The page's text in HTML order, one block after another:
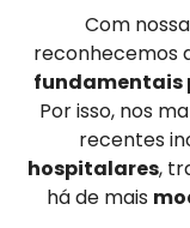
Com
reconhecemos
fundamentais
Por isso, nos
recentes
hospitalares,
há de mais